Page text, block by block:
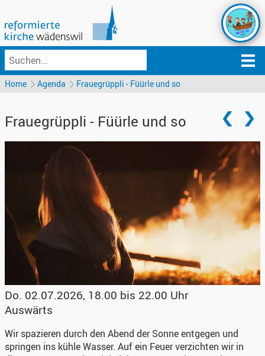
Home Agenda Frauegrüppli - Füürle und so
Frauegrüppli - Füürle und so
Do. 02.07.2026, 18.00 bis 22.00 Uhr
Auswärts
Wir spazieren durch den Abend der Sonne entgegen und
springen ins kühle Wasser. Auf ein Feuer verzichten wir in